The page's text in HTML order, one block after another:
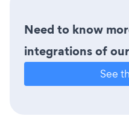
Need to know
integrations of
See